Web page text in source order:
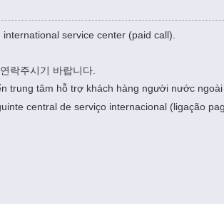
service center (paid call).
락주시기 바랍니다.
trung tâm hỗ trợ khách hàng người nước
central de serviço internacional (ligação